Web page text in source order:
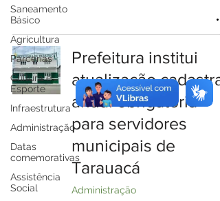
Saneamento
Básico
Agricultura
Parcerias
Cultura e
Esporte
Infraestrutura
Administração
Datas
comemorativas
Assistência
Social
Prefeitura institui
atualização cadastral
anual obrigatória
para servidores
municipais de
Tarauacá
Administração